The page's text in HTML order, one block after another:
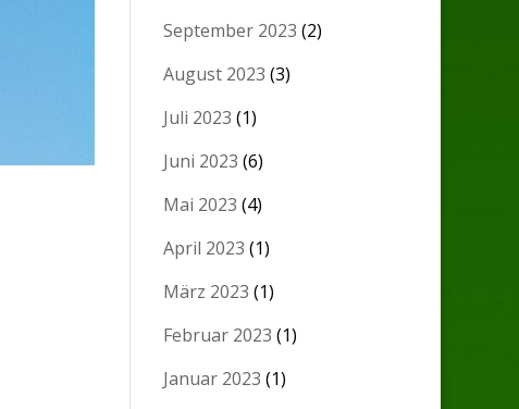
September 2023 (2)
August 2023 (3)
Juli 2023 (1)
Juni 2023 (6)
Mai 2023 (4)
April 2023 (1)
März 2023 (1)
Februar 2023 (1)
Januar 2023 (1)